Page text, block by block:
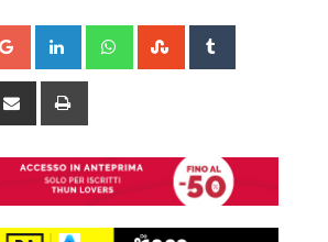
Google+ LinkedIn WhatsappStumbleUpon
Share